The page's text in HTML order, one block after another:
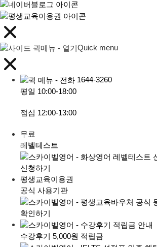
Quick menu
1644-3260
평일 10:00-18:00
점심 12:00-13:00
무료
레벨테스트
신청하기
평생교육이용권
공식 사용기관
확인하기
수강후기 5,000원 적립금